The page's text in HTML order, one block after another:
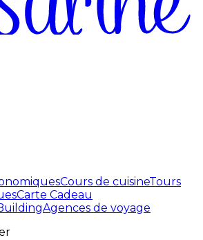
Cours de cuisineTours
Carte Cadeau
Agences de voyage